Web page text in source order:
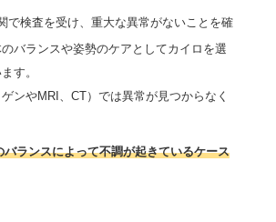
で検査を受け、重大な異常がないことを確
バランスや姿勢のケアとしてカイロを選
す。
ンやMRI、CT）では異常が見つからなく
バランスによって不調が起きているケース